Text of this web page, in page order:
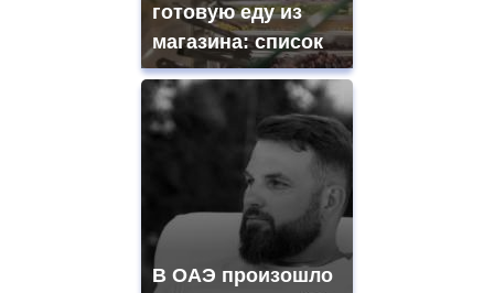
готовую еду из
магазина: список
В ОАЭ произошло